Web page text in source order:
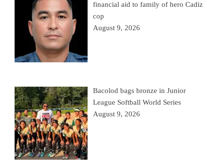
financial aid to family of hero Cadiz
cop
August 9, 2026
Bacolod bags bronze in Junior
League Softball World Series
August 9, 2026